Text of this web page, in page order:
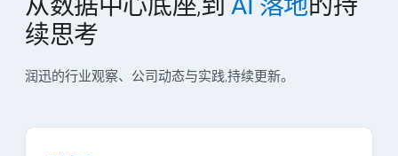
续思考
润迅的行业观察、公司动态与实践,持续更新。